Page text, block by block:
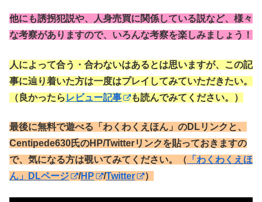
他にも誘拐犯説や、人身売買に関係している説など、様々
な考察がありますので、いろんな考察を楽しみましょう！
人によって合う・合わないはあるとは思いますが、この記
事に辿り着いた方は一度はプレイしてみていただきたい。
（良かったら レビュー記事 も読んでみてください。）
最後に無料で遊べる「わくわくえほん」のDLリンクと、
Centipede630氏のHP/Twitterリンクを貼っておきますの
で、気になる方は覗いてみてください。（ 「わくわくえほ
ん」DLページ
/HP /Twitter ）